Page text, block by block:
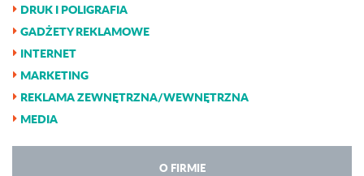
DRUK I POLIGRAFIA
GADŻETY REKLAMOWE
INTERNET
MARKETING
REKLAMA ZEWNĘTRZNA/WEWNĘTRZNA
MEDIA
O FIRMIE